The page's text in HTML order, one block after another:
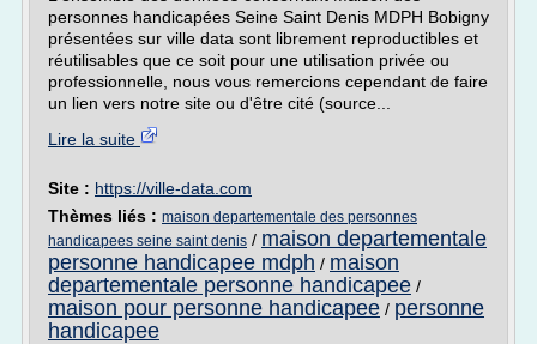
personnes handicapées Seine Saint Denis MDPH Bobigny
présentées sur ville data sont librement reproductibles et
réutilisables que ce soit pour une utilisation privée ou
professionnelle, nous vous remercions cependant de faire
un lien vers notre site ou d'être cité (source...
Lire la suite
Site : https://ville-data.com
Thèmes liés : maison departementale des personnes
handicapees seine saint denis / maison departementale
personne handicapee mdph / maison
departementale personne handicapee /
maison pour personne handicapee / personne
handicapee